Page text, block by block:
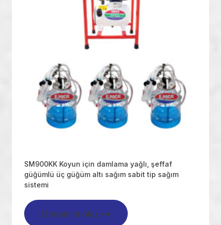
SM900KK Koyun için damlama yağlı, şeffaf
güğümlü üç güğüm altı sağım sabit tip sağım
sistemi
Devamını oku